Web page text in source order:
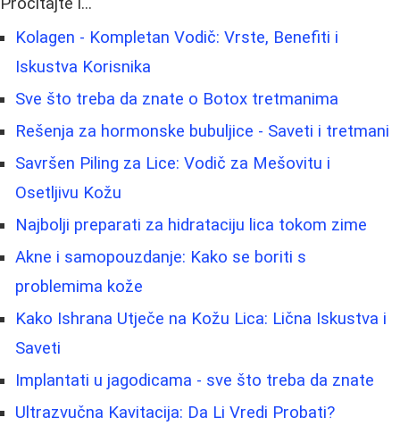
Kolagen - Kompletan Vodič: Vrste, Benefiti i
Iskustva Korisnika
Sve što treba da znate o Botox tretmanima
Rešenja za hormonske bubuljice - Saveti i tretmani
Savršen Piling za Lice: Vodič za Mešovitu i
Osetljivu Kožu
Najbolji preparati za hidrataciju lica tokom zime
Akne i samopouzdanje: Kako se boriti s
problemima kože
Kako Ishrana Utječe na Kožu Lica: Lična Iskustva i
Saveti
Implantati u jagodicama - sve što treba da znate
Ultrazvučna Kavitacija: Da Li Vredi Probati?